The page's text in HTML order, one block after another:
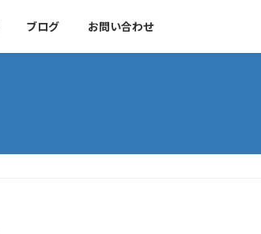
ブログ お問い合わせ